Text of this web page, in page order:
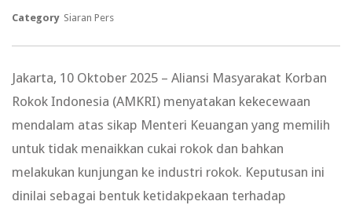
Category Siaran Pers
Jakarta, 10 Oktober 2025 – Aliansi Masyarakat Korban
Rokok Indonesia (AMKRI) menyatakan kekecewaan
mendalam atas sikap Menteri Keuangan yang memilih
untuk tidak menaikkan cukai rokok dan bahkan
melakukan kunjungan ke industri rokok. Keputusan ini
dinilai sebagai bentuk ketidakpekaan terhadap